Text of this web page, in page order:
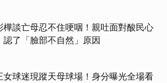
樺談亡母忍不住哽咽！親吐面對酸民心
了「臉部不自然」原因
女球迷現蹤天母球場！身分曝光全場看